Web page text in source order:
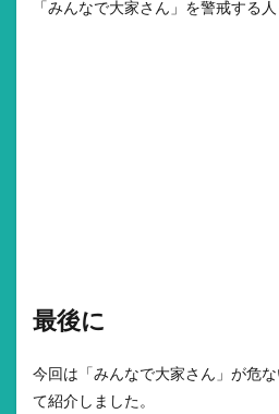
「みんなで大家さん」を警戒する
最後に
今回は「みんなで大家さん」が危
て紹介しました。